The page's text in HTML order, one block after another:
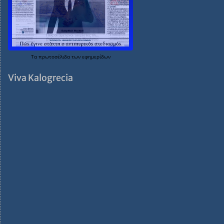
Τα πρωτοσέλιδα των εφημερίδων
Viva Kalogrecia